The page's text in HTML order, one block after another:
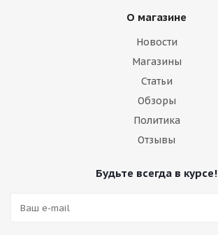
О магазине
Новости
Магазины
Статьи
Обзоры
Политика
Отзывы
Будьте всегда в курсе!